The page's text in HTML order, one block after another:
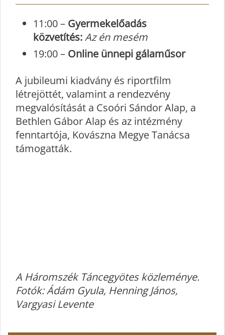
11:00 – Gyermekelőadás
közvetítés:Az én mesém
19:00 – Online ünnepi gálaműsor
A jubileumi kiadvány és riportfilm
létrejöttét, valamint a rendezvény
megvalósítását a Csoóri Sándor Alap, a
Bethlen Gábor Alap és az intézmény
fenntartója, Kovászna Megye Tanácsa
támogatták.
A Háromszék Táncegyötes közleménye.
Fotók: Ádám Gyula, Henning János,
Vargyasi Levente